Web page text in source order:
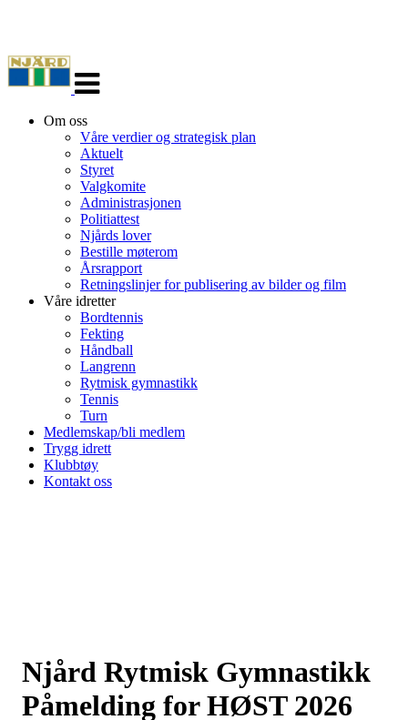
navigasjon
Om oss
Våre verdier og strategisk plan
Aktuelt
Styret
Valgkomite
Administrasjonen
Politiattest
Njårds lover
Bestille møterom
Årsrapport
Retningslinjer for publisering av bilder og film
Våre idretter
Bordtennis
Fekting
Håndball
Langrenn
Rytmisk gymnastikk
Tennis
Turn
Medlemskap/bli medlem
Trygg idrett
Klubbtøy
Kontakt oss
Njård Rytmisk Gymnastikk
Påmelding for HØST 2026